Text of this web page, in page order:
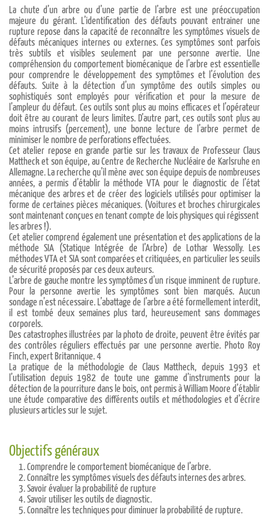
La chute d’un arbre ou d’une partie de l’arbre est une préoccupation
majeure du gérant. L’identification des défauts pouvant entrainer une
rupture repose dans la capacité de reconnaître les symptômes visuels de
défauts mécaniques internes ou externes. Ces symptômes sont parfois
très subtils et visibles seulement par une personne avertie. Une
compréhension du comportement biomécanique de l’arbre est essentielle
pour comprendre le développement des symptômes et l’évolution des
défauts. Suite à la détection d’un symptôme des outils simples ou
sophistiqués sont employés pour vérification et pour la mesure de
l’ampleur du défaut. Ces outils sont plus au moins efficaces et l’opérateur
doit être au courant de leurs limites. D’autre part, ces outils sont plus au
moins intrusifs (percement), une bonne lecture de l’arbre permet de
minimiser le nombre de perforations effectuées.
Cet atelier repose en grande partie sur les travaux de Professeur Claus
Mattheck et son équipe, au Centre de Recherche Nucléaire de Karlsruhe en
Allemagne. La recherche qu’il mène avec son équipe depuis de nombreuses
années, a permis d’établir la méthode VTA pour le diagnostic de l’état
mécanique des arbres et de créer des logiciels utilisés pour optimiser la
forme de certaines pièces mécaniques. (Voitures et broches chirurgicales
sont maintenant conçues en tenant compte de lois physiques qui régissent
les arbres !).
Cet atelier comprend également une présentation et des applications de la
méthode SIA (Statique Intégrée de l’Arbre) de Lothar Wessolly. Les
méthodes VTA et SIA sont comparées et critiquées, en particulier les seuils
de sécurité proposés par ces deux auteurs.
L’arbre de gauche montre les symptômes d’un risque imminent de rupture.
Pour la personne avertie les symptômes sont bien marqués. Aucun
sondage n’est nécessaire. L’abattage de l’arbre a été formellement interdit,
il est tombé deux semaines plus tard, heureusement sans dommages
corporels.
Des catastrophes illustrées par la photo de droite, peuvent être évités par
des contrôles réguliers effectués par une personne avertie. Photo Roy
Finch, expert Britannique. 4
La pratique de la méthodologie de Claus Mattheck, depuis 1993 et
l’utilisation depuis 1982 de toute une gamme d’instruments pour la
détection de la pourriture dans le bois, ont permis à William Moore d’établir
une étude comparative des différents outils et méthodologies et d’écrire
plusieurs articles sur le sujet.
Objectifs généraux
Comprendre le comportement biomécanique de l’arbre.
Connaître les symptômes visuels des défauts internes des arbres.
Savoir évaluer la probabilité de rupture
Savoir utiliser les outils de diagnostic.
Connaître les techniques pour diminuer la probabilité de rupture.